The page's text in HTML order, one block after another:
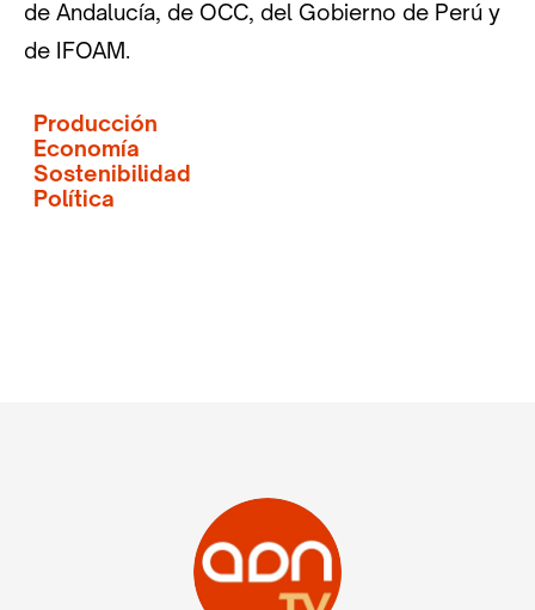
de Andalucía, de OCC, del Gobierno de Perú y
de IFOAM.
Producción
Economía
Sostenibilidad
Política